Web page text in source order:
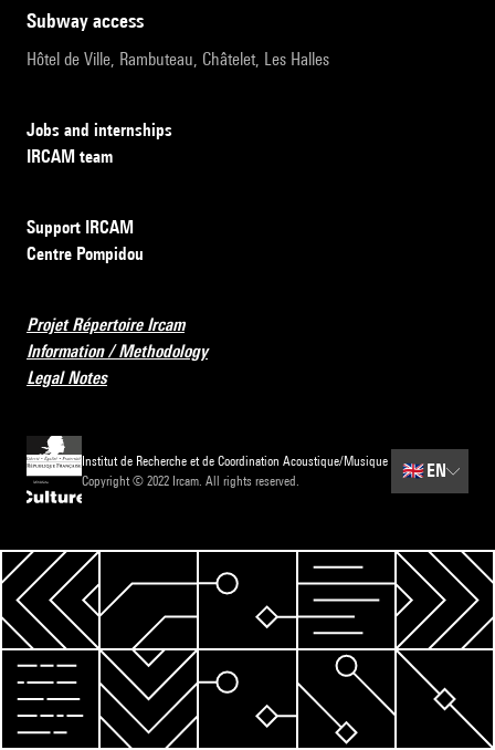
subway access
Hôtel de Ville, Rambuteau, Châtelet, Les Halles
Jobs and internships
IRCAM team
Support IRCAM
Centre Pompidou
Projet Répertoire Ircam
Information / Methodology
Legal Notes
Institut de Recherche et de Coordination Acoustique/Musique
Copyright © 2022 Ircam. All rights reserved.
🇬🇧 EN